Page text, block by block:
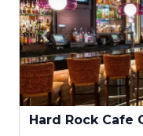
Hard Rock Cafe